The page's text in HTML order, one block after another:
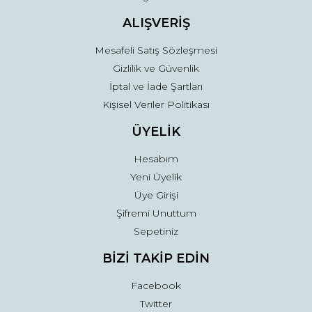
ALIŞVERİŞ
Mesafeli Satış Sözleşmesi
Gizlilik ve Güvenlik
İptal ve İade Şartları
Kişisel Veriler Politikası
ÜYELİK
Hesabım
Yeni Üyelik
Üye Girişi
Şifremi Unuttum
Sepetiniz
BİZİ TAKİP EDİN
Facebook
Twitter